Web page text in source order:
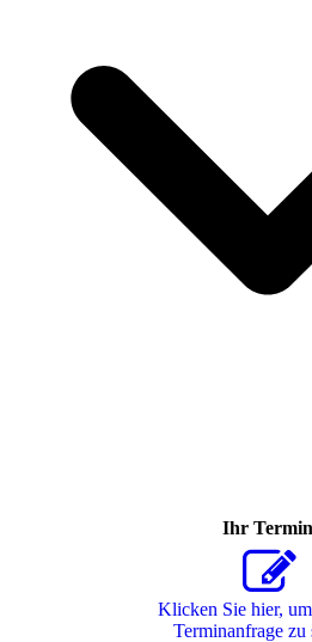
Ihr Termin
Klicken Sie hier,
Terminanfrage zu